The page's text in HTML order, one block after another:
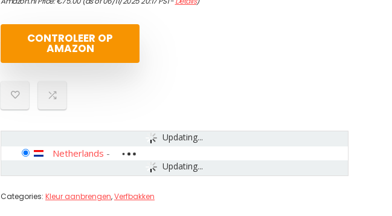
CONTROLEER OP
AMAZON
Updating...
Updating...
Netherlands -
Categories: Kleur aanbrengen,Verfbakken